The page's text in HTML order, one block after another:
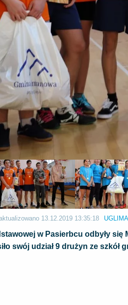
13.12.2019 13:35:18
w Pasierbcu odbyły
swój udział 9 drużyn ze